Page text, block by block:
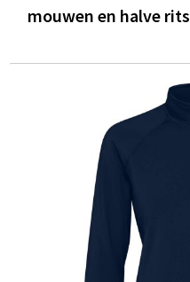
mouwen en halve rits